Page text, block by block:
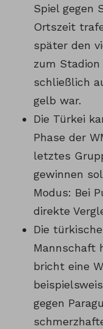
Spiel gegen
Ortszeit
später den
zum
schließlich
gelb war.
Die Türkei
Phase der
letztes
gewinnen
Modus: Bei
direkte
Die
Mannschaft
bricht eine
gegen